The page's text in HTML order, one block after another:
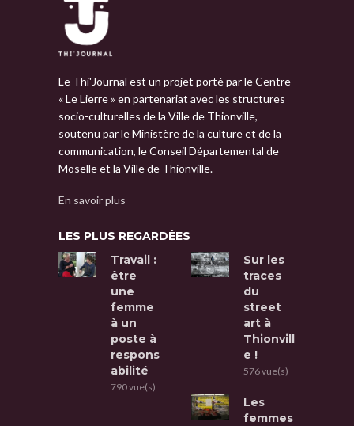
Le Thi'Journal est un projet porté par le Centre
« Le Lierre » en partenariat avec les structures
socio-culturelles de la Ville de Thionville,
soutenu par le Ministère de la culture et de la
communication, le Conseil Départemental de
Moselle et la Ville de Thionville.
En savoir plus
LES PLUS REGARDÉES
Travail :
être
une
femme
à un
poste à
respons
abilité
790 vue(s)
Sur les
traces
du
street
art à
Thionvill
e !
576 vue(s)
Les
femmes